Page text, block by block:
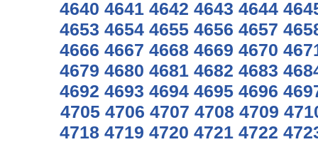
4640 4641 4642 4643 4644
4653 4654 4655 4656 4657
4666 4667 4668 4669 4670
4679 4680 4681 4682 4683
4692 4693 4694 4695 4696
4705 4706 4707 4708 4709
4718 4719 4720 4721 4722